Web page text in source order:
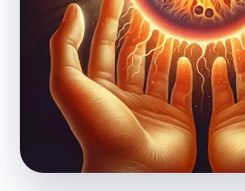
Попередній запис на
потрібний. Виняток
зіскрібки. Взяття
виконує лікар –
специалисту